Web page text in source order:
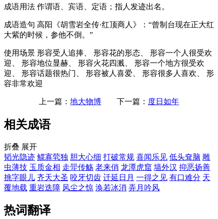
成语用法 作谓语、宾语、定语；指人发迹出名。
成语造句 高阳《胡雪岩全传·红顶商人》：“曾制台现在正大红
大紫的时候，参他不倒。”
使用场景 形容受人追捧、 形容花的形态、 形容一个人很受欢
迎、 形容地位显赫、 形容火花四溅、 形容一个地方很受欢
迎、 形容话题很热门、 形容被人喜爱、 形容很多人喜欢、 形
容非常欢迎
上一篇： 地大物博 下一篇： 度日如年
相关成语
折叠 展开
韬光隐迹 鳏寡茕独 胆大心细 打破常规 喜闻乐见 低头耷脑 雕
虫薄技 玉质金相 走斝传觞 老来俏 龙潭虎窟 墙外汉 抑恶扬善
挑字眼儿 齐天大圣 咬牙切齿 迁延日月 一得之见 有口难分 天
覆地载 重岩迭障 风尘之惊 涣若冰消 弄月吟风
热词翻译